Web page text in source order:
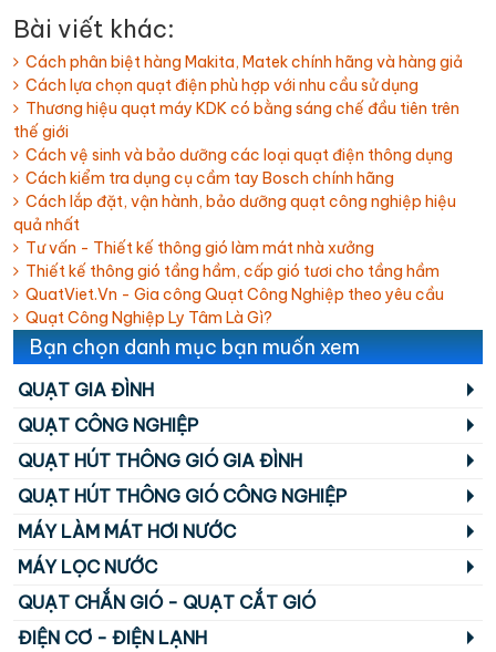
Bài viết khác:
Cách phân biệt hàng Makita, Matek chính hãng và hàng giả
Cách lựa chọn quạt điện phù hợp với nhu cầu sử dụng
Thương hiệu quạt máy KDK có bằng sáng chế đầu tiên trên
thế giới
Cách vệ sinh và bảo dưỡng các loại quạt điện thông dụng
Cách kiểm tra dụng cụ cầm tay Bosch chính hãng
Cách lắp đặt, vận hành, bảo dưỡng quạt công nghiệp hiệu
quả nhất
Tư vấn - Thiết kế thông gió làm mát nhà xưởng
Thiết kế thông gió tầng hầm, cấp gió tươi cho tầng hầm
QuatViet.Vn - Gia công Quạt Công Nghiệp theo yêu cầu
Quạt Công Nghiệp Ly Tâm Là Gì?
Bạn chọn danh mục bạn muốn xem
QUẠT GIA ĐÌNH
QUẠT CÔNG NGHIỆP
QUẠT HÚT THÔNG GIÓ GIA ĐÌNH
QUẠT HÚT THÔNG GIÓ CÔNG NGHIỆP
MÁY LÀM MÁT HƠI NƯỚC
MÁY LỌC NƯỚC
QUẠT CHẮN GIÓ - QUẠT CẮT GIÓ
ĐIỆN CƠ - ĐIỆN LẠNH